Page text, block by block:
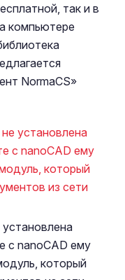
так и в
компьютере
NormaCS»
установлена
с nanoCAD ему
который